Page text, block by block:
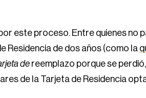
este proceso. Entre quienes no
Residencia de dos años (como la
de reemplazo porque se
de la Tarjeta de Residencia